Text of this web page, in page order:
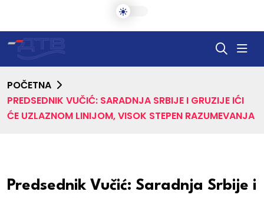
POČETNA
PREDSEDNIK VUČIĆ: SARADNJA SRBIJE I GRUZIJE IĆI
ĆE UZLAZNOM LINIJOM, VISOK STEPEN RAZUMEVANJA
Predsednik Vučić: Saradnja Srbije i